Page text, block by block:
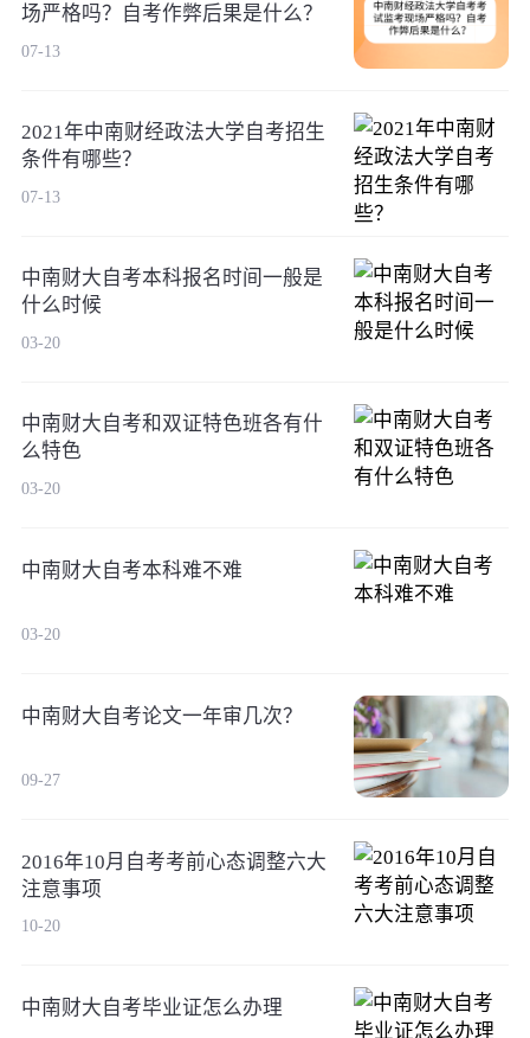
场严格吗？自考作弊后果是什么？
07-13
2021年中南财经政法大学自考招生
条件有哪些？
07-13
中南财大自考本科报名时间一般是
什么时候
03-20
中南财大自考和双证特色班各有什
么特色
03-20
中南财大自考本科难不难
03-20
中南财大自考论文一年审几次？
09-27
2016年10月自考考前心态调整六大
注意事项
10-20
中南财大自考毕业证怎么办理